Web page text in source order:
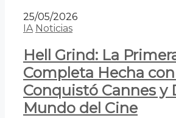
25/05/2026
IA Noticias
Hell Grind: La
Completa Hecha
Conquistó Cannes y
Mundo del Cine